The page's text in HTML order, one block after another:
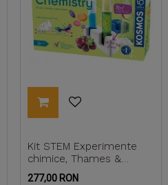
Kit STEM Experimente
chimice, Thames &
Kosmos
Pret
277,00 RON